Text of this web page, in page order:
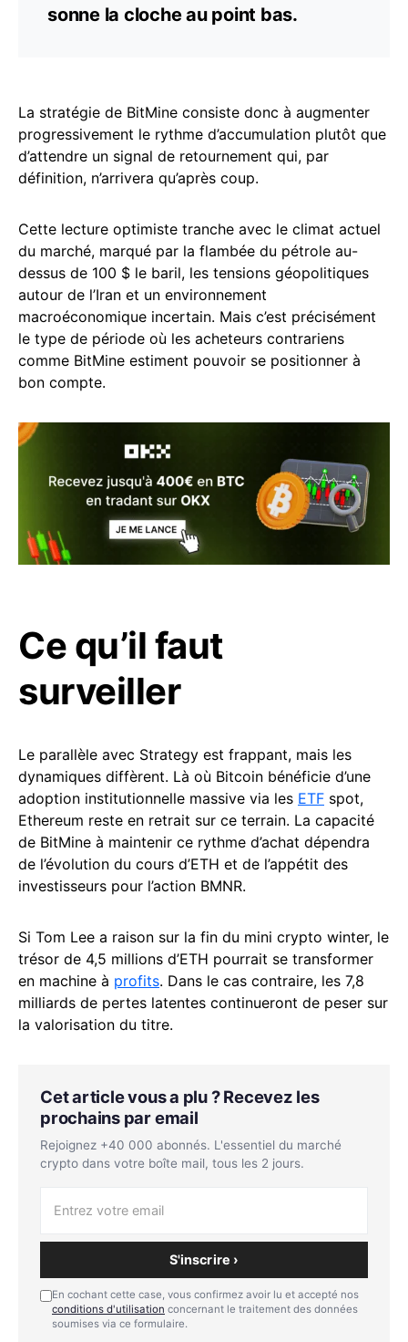
sonne la cloche au point bas.
La stratégie de BitMine consiste donc à augmenter
progressivement le rythme d’accumulation plutôt que
d’attendre un signal de retournement qui, par
définition, n’arrivera qu’après coup.
Cette lecture optimiste tranche avec le climat actuel
du marché, marqué par la flambée du pétrole au-
dessus de 100 $ le baril, les tensions géopolitiques
autour de l’Iran et un environnement
macroéconomique incertain. Mais c’est précisément
le type de période où les acheteurs contrariens
comme BitMine estiment pouvoir se positionner à
bon compte.
Ce qu’il faut
surveiller
Le parallèle avec Strategy est frappant, mais les
dynamiques diffèrent. Là où Bitcoin bénéficie d’une
adoption institutionnelle massive via les ETF spot,
Ethereum reste en retrait sur ce terrain. La capacité
de BitMine à maintenir ce rythme d’achat dépendra
de l’évolution du cours d’ETH et de l’appétit des
investisseurs pour l’action BMNR.
Si Tom Lee a raison sur la fin du mini crypto winter, le
trésor de 4,5 millions d’ETH pourrait se transformer
en machine à profits. Dans le cas contraire, les 7,8
milliards de pertes latentes continueront de peser sur
la valorisation du titre.
Cet article vous a plu ? Recevez les
prochains par email
Rejoignez +40 000 abonnés. L'essentiel du marché
crypto dans votre boîte mail, tous les 2 jours.
S'inscrire ›
En cochant cette case, vous confirmez avoir lu et accepté nos
conditions d'utilisation concernant le traitement des données
soumises via ce formulaire.